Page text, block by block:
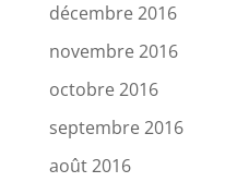
décembre 2016
novembre 2016
octobre 2016
septembre 2016
août 2016